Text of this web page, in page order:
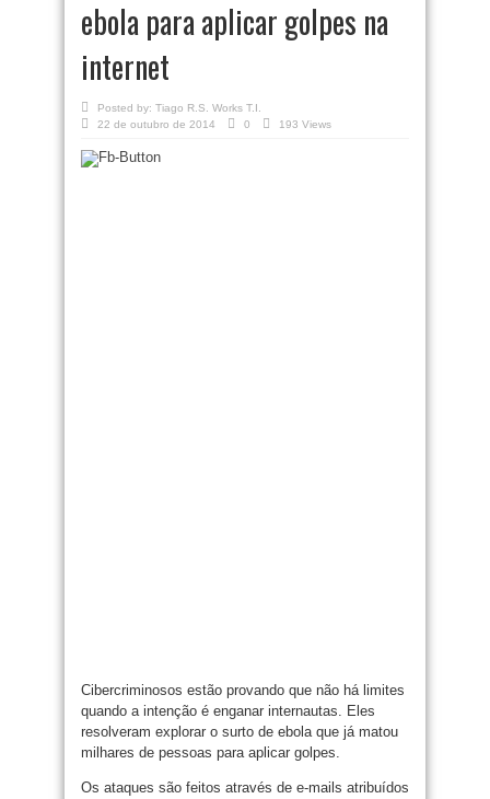
ebola para aplicar golpes na
internet
Posted by: Tiago R.S. Works T.I.
22 de outubro de 2014
0 193 Views
Cibercriminosos estão provando que não há limites
quando a intenção é enganar internautas. Eles
resolveram explorar o surto de ebola que já matou
milhares de pessoas para aplicar golpes.
Os ataques são feitos através de e-mails atribuídos